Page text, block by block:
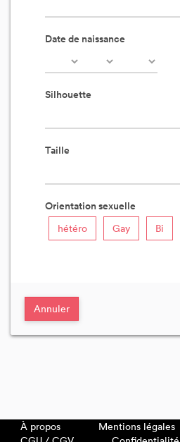
Date de naissance
Silhouette
Taille
Orientation sexuelle
hétéro Gay Bi
Annuler
À propos
Mentions légales